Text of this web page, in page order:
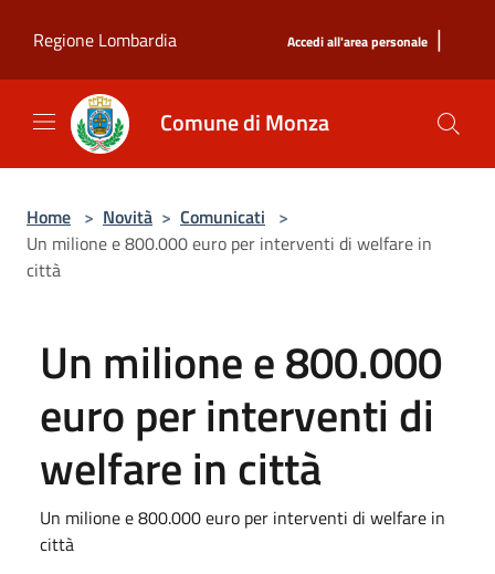
Regione Lombardia
Accedi all'area personale |
Comune di Monza
Home > Novità > Comunicati >
Un milione e 800.000 euro per interventi di welfare in
città
Un milione e 800.000
euro per interventi di
welfare in città
Un milione e 800.000 euro per interventi di welfare in
città